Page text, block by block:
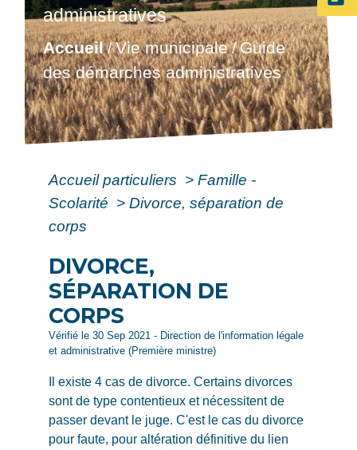
administratives
Accueil/Vie municipale/Guide
des démarches administratives
Accueil particuliers > Famille -
Scolarité > Divorce, séparation de
corps
DIVORCE,
SÉPARATION DE
CORPS
Vérifié le 30 Sep 2021 - Direction de l'information légale
et administrative (Première ministre)
Il existe 4 cas de divorce. Certains divorces
sont de type contentieux et nécessitent de
passer devant le juge. C'est le cas du divorce
pour faute, pour altération définitive du lien